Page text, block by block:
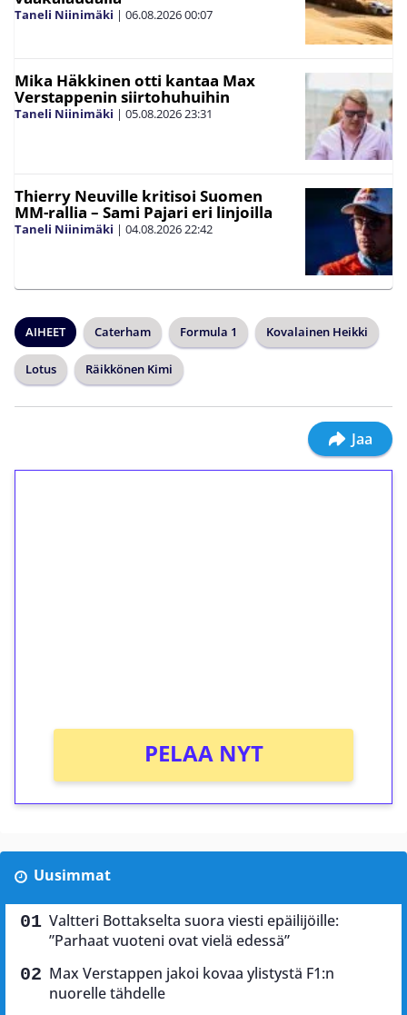
Taneli Niinimäki | 06.08.202600:07
Mika Häkkinen otti kantaa Max
Verstappenin siirtohuhuihin
Taneli Niinimäki | 05.08.202623:31
Thierry Neuville kritisoi Suomen
MM-rallia – Sami Pajari eri linjoilla
Taneli Niinimäki | 04.08.202622:42
AIHEET Caterham Formula 1 Kovalainen Heikki
Lotus Räikkönen Kimi
Jaa
PELAA NYT
Uusimmat
Valtteri Bottakselta suora viesti epäilijöille:
”Parhaat vuoteni ovat vielä edessä”
Max Verstappen jakoi kovaa ylistystä F1:n
nuorelle tähdelle